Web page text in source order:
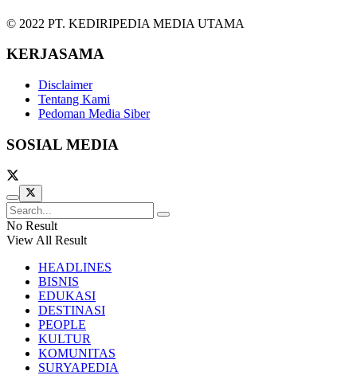
© 2022 PT. KEDIRIPEDIA MEDIA UTAMA
KERJASAMA
Disclaimer
Tentang Kami
Pedoman Media Siber
SOSIAL MEDIA
No Result
View All Result
HEADLINES
BISNIS
EDUKASI
DESTINASI
PEOPLE
KULTUR
KOMUNITAS
SURYAPEDIA